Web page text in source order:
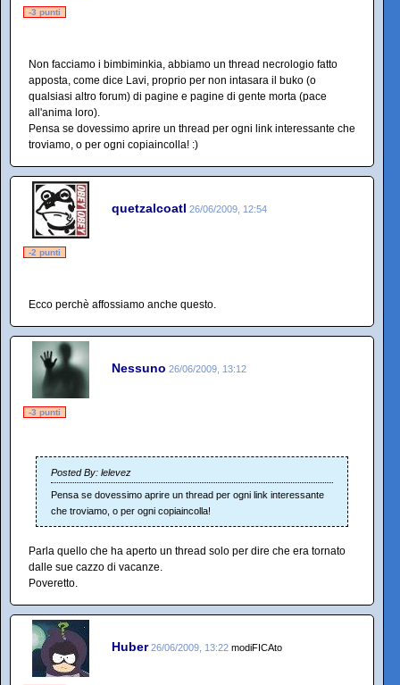
-3 punti
Non facciamo i bimbiminkia, abbiamo un thread necrologio fatto
apposta, come dice Lavi, proprio per non intasara il buko (o
qualsiasi altro forum) di pagine e pagine di gente morta (pace
all'anima loro).
Pensa se dovessimo aprire un thread per ogni link interessante che
troviamo, o per ogni copiaincolla! :)
quetzalcoatl 26/06/2009, 12:54
-2 punti
Ecco perchè affossiamo anche questo.
Nessuno 26/06/2009, 13:12
-3 punti
Posted By: lelevez
Pensa se dovessimo aprire un thread per ogni link interessante
che troviamo, o per ogni copiaincolla!
Parla quello che ha aperto un thread solo per dire che era tornato
dalle sue cazzo di vacanze.
Poveretto.
Huber 26/06/2009, 13:22 modiFICAto